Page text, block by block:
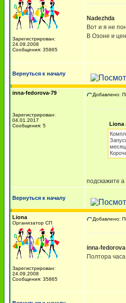
Зарегистрирован:
24.09.2008
Сообщения: 35865
Nadezhda
Вот и я не
В Озоне и
Вернуться к началу
inna-fedorova-79
Зарегистрирован:
04.01.2017
Сообщения: 5
Добавлено:
Liona
подскажите а
Вернуться к началу
Liona
Организатор СП
Зарегистрирован:
24.09.2008
Сообщения: 35865
Добавлено:
inna-
Полтора